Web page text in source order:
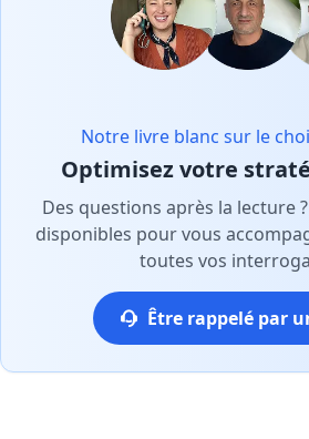
Notre livre blanc sur le
Optimisez votre
Des questions après la lecture
disponibles pour vous
toutes vos
Être rappelé par